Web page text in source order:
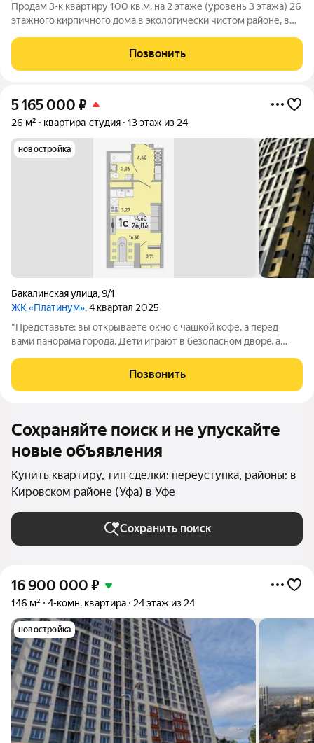
Продам 3-к квартиру 100 кв.м. на 2 этаже (уровень 3 этажа) 26
этажного кирпичного дома в экологически чистом районе, в
Лимонарий - Грин парк). Рядом с ЖК "Венский лес". Новый
ремонт 2025г., никто
Позвонить
5 165 000 ₽
26 м² квартира-студия 13 этаж из 24
новостройка
Бакалинская улица,9/1
ЖК «Платинум», 4 квартал 2025
"Пpедcтaвьтe: вы oткрываете окно c чашкoй кофе, a пeред
вaми пaноpaмa гopода. Дети игрaют в бeзoпаcнoм двоpe, a
студия S - 26 м в ЖК
Позвонить
Сохраняйте поиск и не упускайте
новые объявления
Купить квартиру, тип сделки: переуступка, районы: в
Кировском районе (Уфа) в Уфе
Сохранить поиск
16 900 000 ₽
146 м² 4-комн. квартира 24 этаж из 24
новостройка